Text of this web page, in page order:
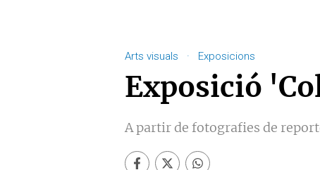
Arts visuals · Exposicions
Exposició
A partir de fotografies de